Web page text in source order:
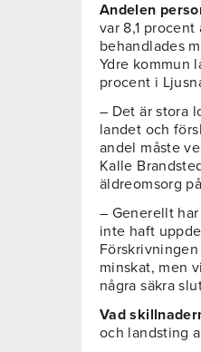
Andelen
var 8,1
behandlades
Ydre kommun
procent i
– Det är stora
landet och
andel måste
Kalle
äldreomsorg
– Generellt
inte haft
minskat, men
några säkra
Vad
och landsting